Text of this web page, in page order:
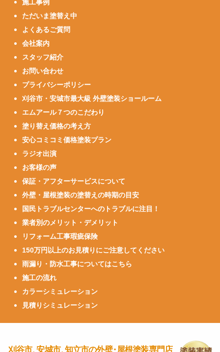
施工事例
ただいま塗替え中
よくあるご質問
会社案内
スタッフ紹介
お問い合わせ
プライバシーポリシー
刈谷市・安城市最大級 外壁塗装ショールーム
エムアール７つのこだわり
塗り替え価格の考え方
安心コミコミ価格塗装プラン
ラジオ出演
お客様の声
保証・アフターサービスについて
外壁・屋根塗装の塗替えの時期の目安
国民トラブルセンターへのトラブルに注目！
業者別のメリット・デメリット
リフォーム工事瑕疵保険
150万円以上のお見積りにご注意してください
雨漏り・防水工事についてはこちら
施工の流れ
カラーシミュレーション
見積りシミュレーション